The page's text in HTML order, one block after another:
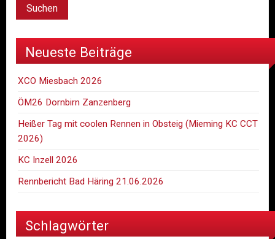
Neueste Beiträge
XCO Miesbach 2026
ÖM26 Dornbirn Zanzenberg
Heißer Tag mit coolen Rennen in Obsteig (Mieming KC CCT
2026)
KC Inzell 2026
Rennbericht Bad Häring 21.06.2026
Schlagwörter